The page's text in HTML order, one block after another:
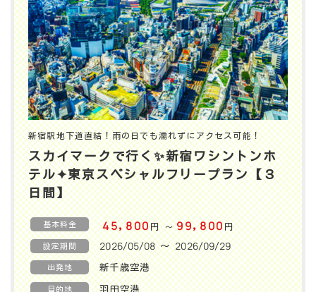
新宿駅地下道直結！雨の日でも濡れずにアクセス可能！
スカイマークで行く✨️新宿ワシントンホ
テル✦東京スペシャルフリープラン【３
日間】
基本料金 45,800円〜99,800円
設定期間 2026/05/08 〜 2026/09/29
出発地 新千歳空港
目的地 羽田空港